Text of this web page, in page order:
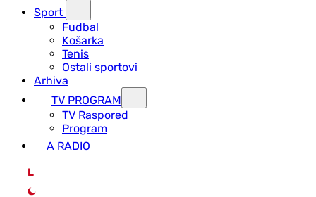
Sport
Fudbal
Košarka
Tenis
Ostali sportovi
Arhiva
TV PROGRAM
ТV Raspored
Program
A RADIO
L